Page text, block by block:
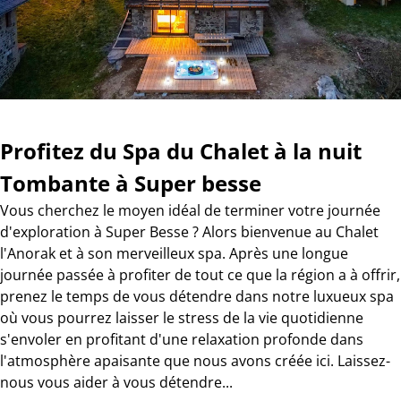
Profitez du Spa du Chalet à la nuit
Tombante à Super besse
Vous cherchez le moyen idéal de terminer votre journée
d'exploration à Super Besse ? Alors bienvenue au Chalet
l'Anorak et à son merveilleux spa. Après une longue
journée passée à profiter de tout ce que la région a à offrir,
prenez le temps de vous détendre dans notre luxueux spa
où vous pourrez laisser le stress de la vie quotidienne
s'envoler en profitant d'une relaxation profonde dans
l'atmosphère apaisante que nous avons créée ici. Laissez-
nous vous aider à vous détendre...